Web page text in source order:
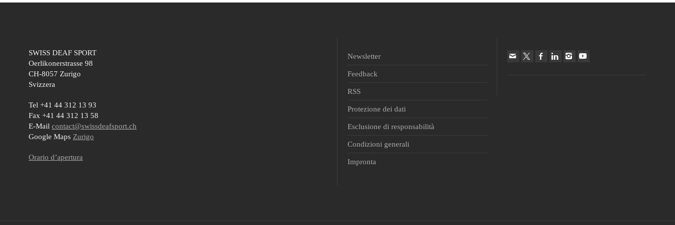
SWISS DEAF SPORT
Oerlikonerstrasse 98
CH-8057 Zurigo
Svizzera
Tel +41 44 312 13 93
Fax +41 44 312 13 58
E-Mail contact@swissdeafsport.ch
Google Maps Zurigo
Orario d’apertura
Newsletter
Feedback
RSS
Protezione dei dati
Esclusione di responsabilità
Condizioni generali
Impronta